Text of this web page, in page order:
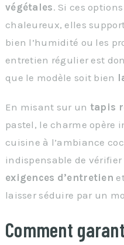
végétales. Si ces
chaleureux, elles
bien l’humidité ou les
entretien régulier est
que le modèle soit bien
En misant sur un tapis
pastel, le charme opère
cuisine à l’ambiance
indispensable de vérifier
exigences d’entretien
laisser séduire par un
Comment